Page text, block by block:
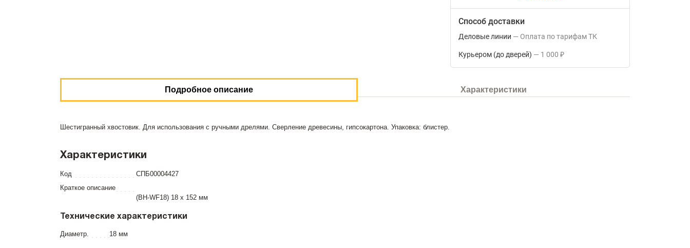
Способ доставки
Деловые линии Оплата по тарифам ТК
Курьером (до дверей) 1 000 ₽
Подробное описание Характеристики
Шестигранный хвостовик. Для использования с ручными дрелями. Сверление древесины, гипсокартона. Упаковка: блистер.
Характеристики
Код
СПБ00004427
Краткое описание
(BH-WF18) 18 х 152 мм
Технические характеристики
Диаметр. 18 мм